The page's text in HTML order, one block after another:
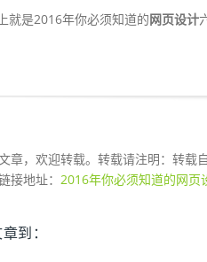
就是2016年你必须知道的网页设计
章，欢迎转载。转载请注明：转载自
接地址： 2016年你必须知道的网页
到：